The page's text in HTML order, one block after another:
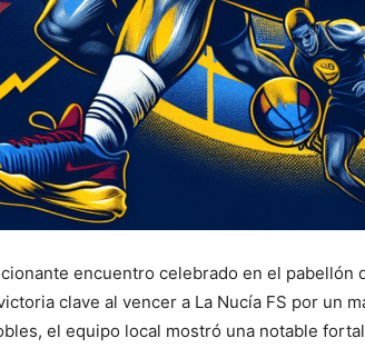
encuentro celebrado en el pabellón
clave al vencer a La Nucía FS por un
el equipo local mostró una notable